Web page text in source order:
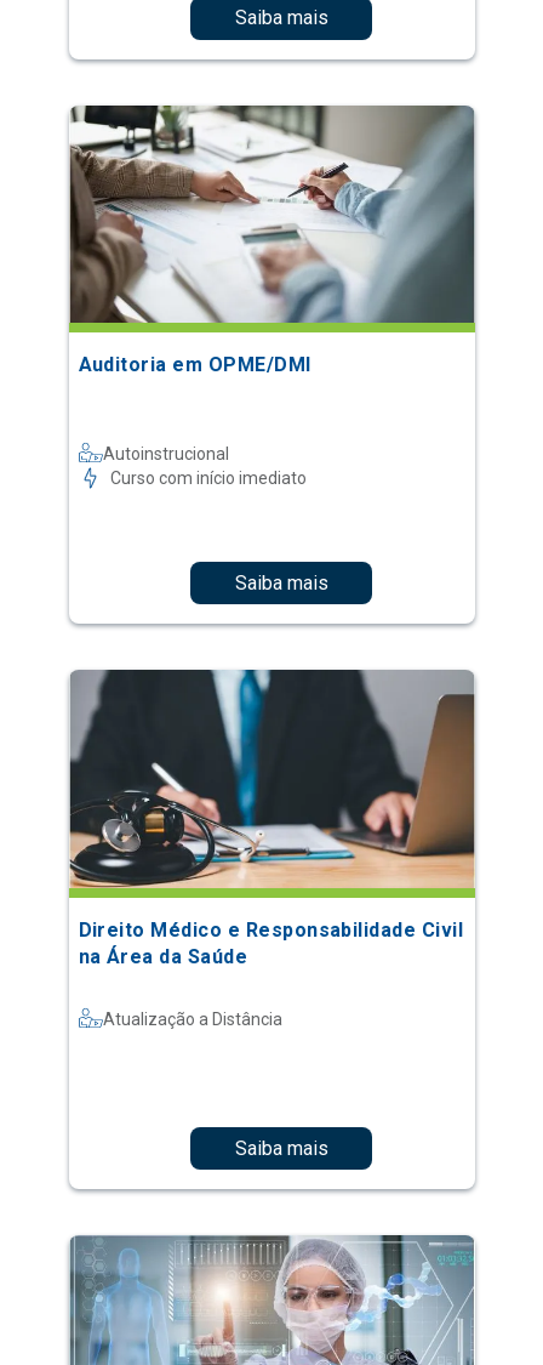
Saiba mais
Auditoria em OPME/DMI
Autoinstrucional
Curso com início imediato
Saiba mais
Direito Médico e Responsabilidade Civil
na Área da Saúde
Atualização a Distância
Saiba mais